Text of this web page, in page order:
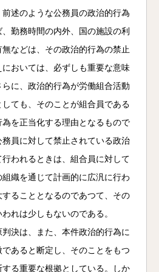
述のような公務員の政治的行為
勤務時間の内外、国の施設の利
などは、その政治的行為の禁止
おいては、必ずしも重要な意味
に、政治的行為が労働組合活動
ても、そのことが組合員である
を正当化する理由となるもので
員に対して禁止されている政治
われるときは、組合員に対して
織を通じて計画的に広汎に行わ
ることとなるのであつて、その
れは少しもないのである。
判決は、また、本件政治的行為に
あると断定し、そのことをもつ
る重要な根拠としている。しか